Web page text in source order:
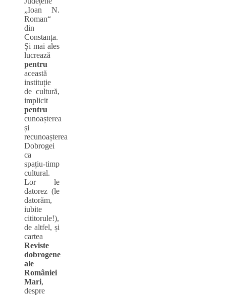
„Ioan N.
Roman“
din
Constanța.
Și mai ales
lucrează
pentru
această
instituție
de cultură,
implicit
pentru
cunoașterea
și
recunoașterea
Dobrogei
ca
spațiu‑timp
cultural.
Lor le
datorez (le
datorăm,
iubite
cititorule!),
de altfel, și
cartea
Reviste
dobrogene
ale
României
Mari,
despre